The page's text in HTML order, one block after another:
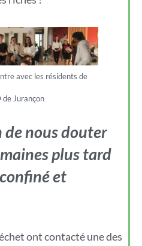
avec les résidents de
de Jurançon
de nous douter
plus tard
et
ont contacté une des